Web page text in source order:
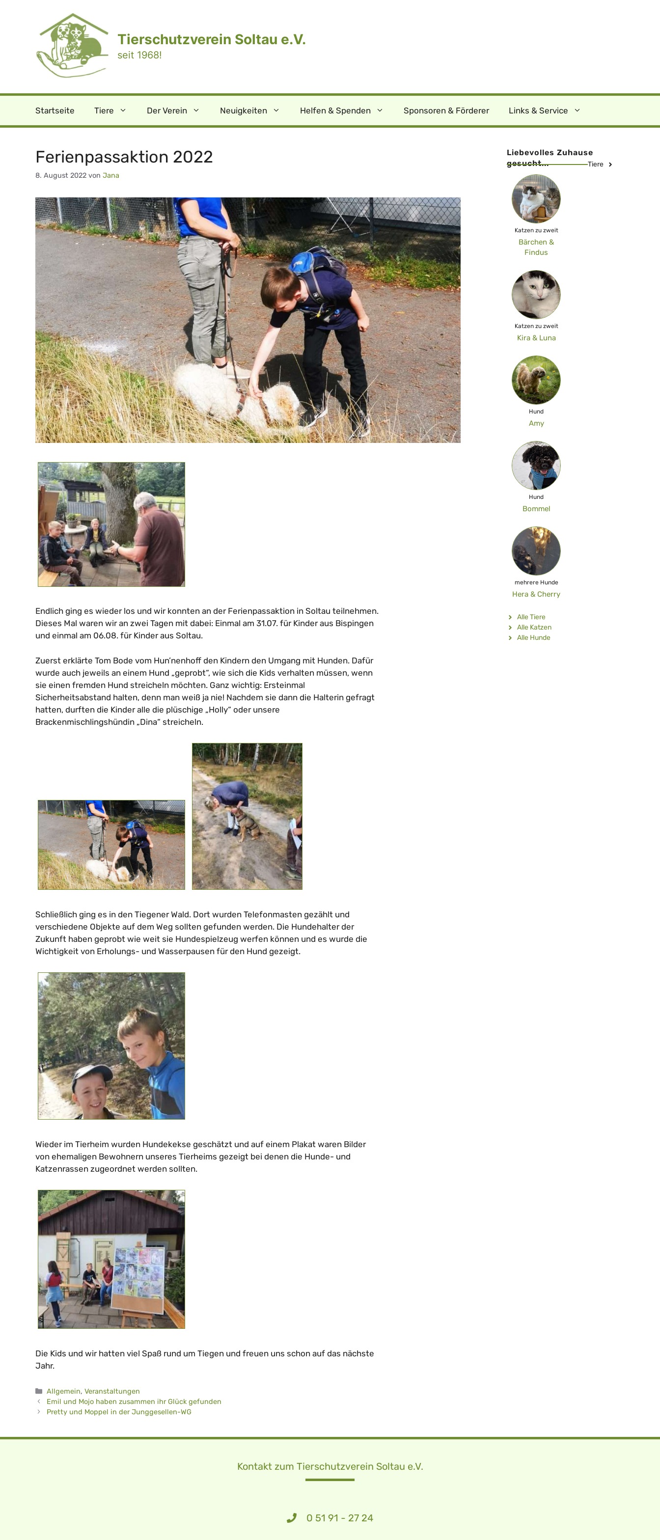
Tierschutzverein Soltau e.V.
seit 1968!
Startseite Tiere Der Verein Neuigkeiten Helfen & Spenden Sponsoren & Förderer Links & Service
Ferienpassaktion 2022
8. August 2022 von Jana
Endlich ging es wieder los und wir konnten an der Ferienpassaktion in Soltau teilnehmen.
Dieses Mal waren wir an zwei Tagen mit dabei: Einmal am 31.07. für Kinder aus Bispingen
und einmal am 06.08. für Kinder aus Soltau.
Zuerst erklärte Tom Bode vom Hun’nenhoff den Kindern den Umgang mit Hunden. Dafür
wurde auch jeweils an einem Hund „geprobt“, wie sich die Kids verhalten müssen, wenn
sie einen fremden Hund streicheln möchten. Ganz wichtig: Ersteinmal
Sicherheitsabstand halten, denn man weiß ja nie! Nachdem sie dann die Halterin gefragt
hatten, durften die Kinder alle die plüschige „Holly“ oder unsere
Brackenmischlingshündin „Dina“ streicheln.
Schließlich ging es in den Tiegener Wald. Dort wurden Telefonmasten gezählt und
verschiedene Objekte auf dem Weg sollten gefunden werden. Die Hundehalter der
Zukunft haben geprobt wie weit sie Hundespielzeug werfen können und es wurde die
Wichtigkeit von Erholungs- und Wasserpausen für den Hund gezeigt.
Wieder im Tierheim wurden Hundekekse geschätzt und auf einem Plakat waren Bilder
von ehemaligen Bewohnern unseres Tierheims gezeigt bei denen die Hunde- und
Katzenrassen zugeordnet werden sollten.
Die Kids und wir hatten viel Spaß rund um Tiegen und freuen uns schon auf das nächste
Jahr.
Kategorien
Allgemein,Veranstaltungen
Emil und Mojo haben zusammen ihr Glück gefunden
Pretty und Moppel in der Junggesellen-WG
Liebevolles Zuhause
gesucht...
Tiere
Katzen zu zweit
Bärchen &
Findus
Katzen zu zweit
Kira & Luna
Hund
Amy
Hund
Bommel
mehrere Hunde
Hera & Cherry
Alle Tiere
Alle Katzen
Alle Hunde
Kontakt zum Tierschutzverein Soltau e.V.
0 51 91 - 27 24